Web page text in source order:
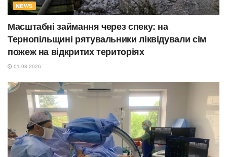
NEWS
Масштабні займання через спеку: на
Тернопільщині рятувальники ліквідували сім
пожеж на відкритих територіях
01.08.2026